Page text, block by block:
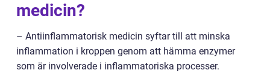
medicin?
– Antiinflammatorisk medicin syftar till att minska
inflammation i kroppen genom att hämma enzymer
som är involverade i inflammatoriska processer.